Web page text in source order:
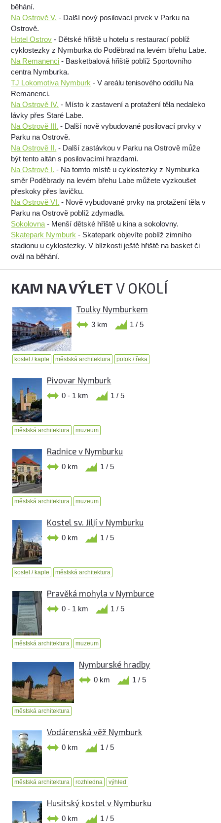
běhání.
Na Ostrově V. - Další nový posilovací prvek v Parku na
Ostrově.
Hotel Ostrov - Dětské hřiště u hotelu s restaurací poblíž
cyklostezky z Nymburka do Poděbrad na levém břehu Labe.
Na Remanenci - Basketbalová hřiště poblíž Sportovního
centra Nymburka.
TJ Lokomotiva Nymburk - V areálu tenisového oddílu Na
Remanenci.
Na Ostrově IV. - Místo k zastavení a protažení těla nedaleko
lávky přes Staré Labe.
Na Ostrově III. - Další nově vybudované posilovací prvky v
Parku na Ostrově.
Na Ostrově II. - Další zastávkou v Parku na Ostrově může
být tento altán s posilovacími hrazdami.
Na Ostrově I. - Na tomto místě u cyklostezky z Nymburka
směr Poděbrady na levém břehu Labe můžete vyzkoušet
přeskoky přes lavičku.
Na Ostrově VI. - Nově vybudované prvky na protažení těla v
Parku na Ostrově poblíž zdymadla.
Sokolovna - Menší dětské hřiště u kina a sokolovny.
Skatepark Nymburk - Skatepark objevíte poblíž zimního
stadionu u cyklostezky. V blízkosti ještě hřiště na basket či
ovál na běhání.
KAM NA VÝLETV OKOLÍ
Toulky Nymburkem
3 km 1 / 5
kostel / kaple městská architektura potok / řeka
Pivovar Nymburk
0 - 1 km 1 / 5
městská architektura muzeum
Radnice v Nymburku
0 km 1 / 5
městská architektura muzeum
Kostel sv. Jiljí v Nymburku
0 km 1 / 5
kostel / kaple městská architektura
Pravěká mohyla v Nymburce
0 - 1 km 1 / 5
městská architektura muzeum
Nymburské hradby
0 km 1 / 5
městská architektura
Vodárenská věž Nymburk
0 km 1 / 5
městská architektura rozhledna výhled
Husitský kostel v Nymburku
0 km 1 / 5